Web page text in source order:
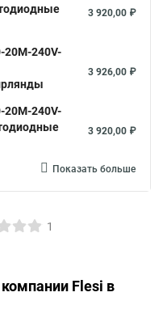
3 920,00 ₽
20M-240V-
3 926,00 ₽
20M-240V-
3 920,00 ₽
Показать больше
1
Flesi в